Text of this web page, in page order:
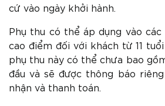
cứ vào ngày khởi hành.
Phụ thu có thể áp dụng vào
cao điểm đối với khách từ 11
phụ thu này có thể chưa bao
đầu và sẽ được thông báo
nhận và thanh toán.